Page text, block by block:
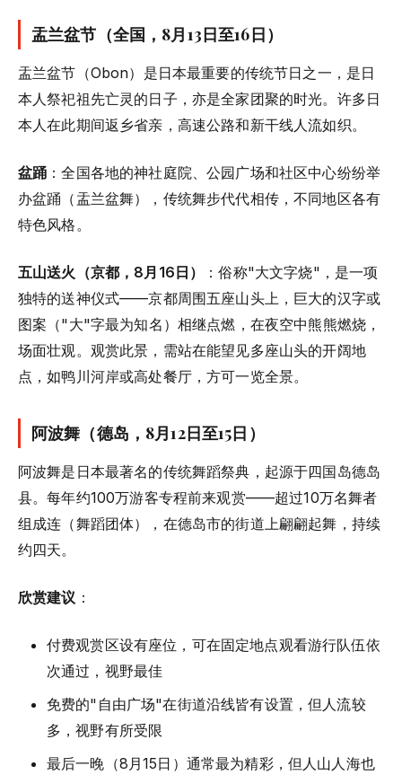
盂兰盆节（全国，8月13日至16日）
盂兰盆节（Obon）是日本最重要的传统节日之一，是日
本人祭祀祖先亡灵的日子，亦是全家团聚的时光。许多日
本人在此期间返乡省亲，高速公路和新干线人流如织。
盆踊 ：全国各地的神社庭院、公园广场和社区中心纷纷举
办盆踊（盂兰盆舞），传统舞步代代相传，不同地区各有
特色风格。
五山送火（京都，8月16日）
：俗称"大文字烧"，是一项
独特的送神仪式——京都周围五座山头上，巨大的汉字或
图案（"大"字最为知名）相继点燃，在夜空中熊熊燃烧，
场面壮观。观赏此景，需站在能望见多座山头的开阔地
点，如鸭川河岸或高处餐厅，方可一览全景。
阿波舞（德岛，8月12日至15日）
阿波舞是日本最著名的传统舞蹈祭典，起源于四国岛德岛
县。每年约100万游客专程前来观赏——超过10万名舞者
组成连（舞蹈团体），在德岛市的街道上翩翩起舞，持续
约四天。
欣赏建议 ：
付费观赏区设有座位，可在固定地点观看游行队伍依
次通过，视野最佳
免费的"自由广场"在街道沿线皆有设置，但人流较
多，视野有所受限
最后一晚（8月15日）通常最为精彩，但人山人海也